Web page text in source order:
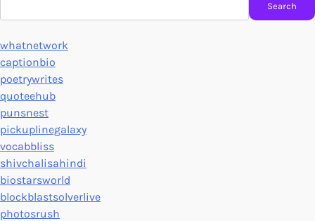
Search
whatnetwork
captionbio
poetrywrites
quoteehub
punsnest
pickuplinegalaxy
vocabbliss
shivchalisahindi
biostarsworld
blockblastsolverlive
photosrush